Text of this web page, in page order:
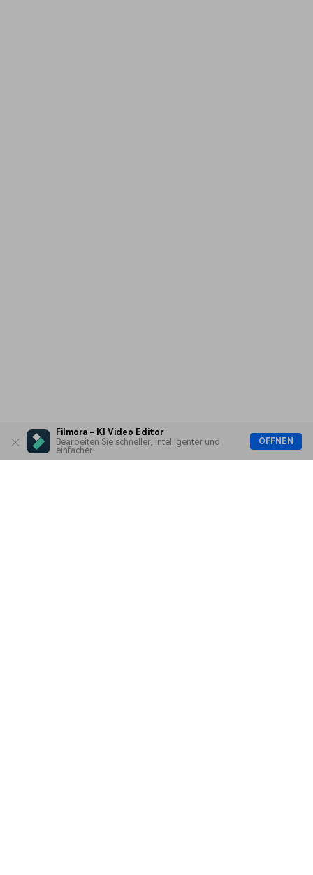
Filmora - KI Video Editor
Bearbeiten Sie schneller, intelligenter und
einfacher!
ÖFFNEN